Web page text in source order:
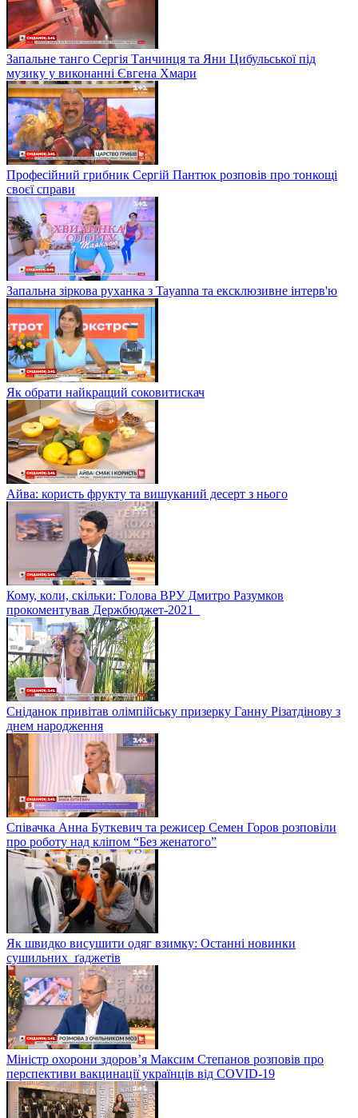
Запальне танго Сергія Танчинця та Яни Цибульської під
музику у виконанні Євгена Хмари
Професійний грибник Сергій Пантюк розповів про тонкощі
своєї справи
Запальна зіркова руханка з Tayanna та ексклюзивне інтерв'ю
Як обрати найкращий соковитискач
Айва: користь фрукту та вишуканий десерт з нього
Кому, коли, скільки: Голова ВРУ Дмитро Разумков
прокоментував Держбюджет-2021
Сніданок привітав олімпійську призерку Ганну Різатдінову з
днем народження
Співачка Анна Буткевич та режисер Семен Горов розповіли
про роботу над кліпом “Без женатого”
Як швидко висушити одяг взимку: Останні новинки
сушильних ґаджетів
Міністр охорони здоров’я Максим Степанов розповів про
перспективи вакцинації українців від COVID-19